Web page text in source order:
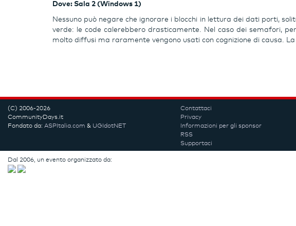
Dove: Sala 2 (Windows 1)
Nessuno può negare che ignorare i blocchi in lettura dei dati porti,
verde: le code calerebbero drasticamente. Nel caso dei semafori,
molto diffusi ma raramente vengono usati con cognizione di causa.
(C) 2006-2026
CommunityDays.it
Fondato da: ASPItalia.com & UGIdotNET
Contattaci
Privacy
Informazioni per gli sponsor
RSS
Supportaci
Dal 2006, un evento organizzato da: